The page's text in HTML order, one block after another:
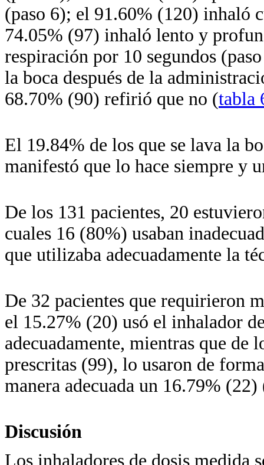
(paso 6); el 91.60% (120) inhaló
74.05% (97) inhaló lento y
respiración por 10 segundos
la boca después de la
68.70% (90) refirió que no (tabla
El 19.84% de los que se lava la
manifestó que lo hace siempre y
De los 131 pacientes, 20
cuales 16 (80%) usaban
que utilizaba adecuadamente la
De 32 pacientes que requirieron
el 15.27% (20) usó el inhalador
adecuadamente, mientras que de
prescritas (99), lo usaron de
manera adecuada un 16.79% (22)
Discusión
Los inhaladores de dosis medida